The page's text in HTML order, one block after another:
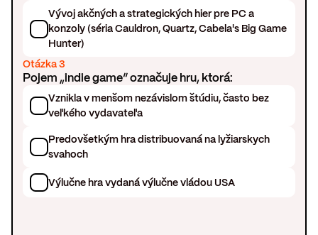
Vývoj akčných a strategických hier pre PC a
konzoly (séria Cauldron, Quartz, Cabela's Big Game
Hunter)
Otázka 3
Pojem „indie game“ označuje hru, ktorá:
Vznikla v menšom nezávislom štúdiu, často bez
veľkého vydavateľa
Predovšetkým hra distribuovaná na lyžiarskych
svahoch
Výlučne hra vydaná výlučne vládou USA